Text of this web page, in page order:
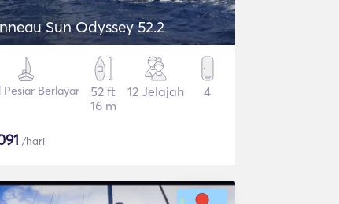
Sun Odyssey 52.2
Pesiar Berlayar
52 ft
16 m
12 Jelajah 4
/hari